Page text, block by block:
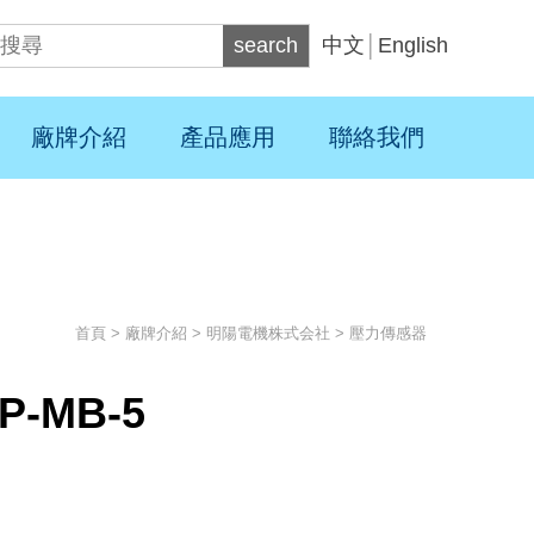
search 中文 English
廠牌介紹 產品應用 聯絡我們
首頁 > 廠牌介紹 > 明陽電機株式会社 > 壓力傳感器
MB-5